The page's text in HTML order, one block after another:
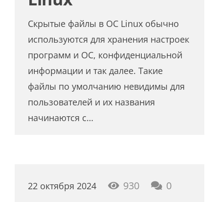
Скрытые файлы в ОС Linux обычно
используются для хранения настроек
программ и ОС, конфиденциальной
информации и так далее. Такие
файлы по умолчанию невидимы для
пользователей и их названия
начинаются с…
22 октября 2024 930 0